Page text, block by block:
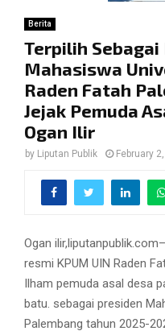
Berita
Terpilih Sebagai
Mahasiswa
Raden Fatah
Jejak Pemuda
Ogan Ilir
by Liputan Publik February
Ogan
resmi KPUM UIN Raden
Ilham pemuda asal desa
batu. sebagai presiden
Palembang tahun 2025-